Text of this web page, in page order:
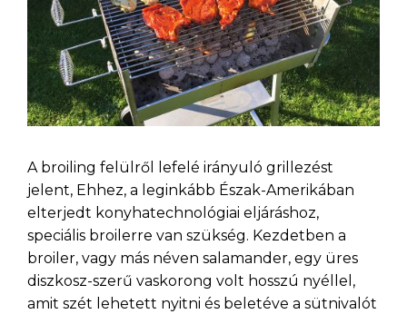
A broiling felülről lefelé irányuló grillezést
jelent, Ehhez, a leginkább Észak-Amerikában
elterjedt konyhatechnológiai eljáráshoz,
speciális broilerre van szükség. Kezdetben a
broiler, vagy más néven salamander, egy üres
diszkosz-szerű vaskorong volt hosszú nyéllel,
amit szét lehetett nyitni és beletéve a sütnivalót